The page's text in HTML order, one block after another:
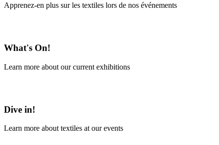
Apprenez-en plus sur les textiles lors de nos événements
What's On!
Learn more about our current exhibitions
Dive in!
Learn more about textiles at our events